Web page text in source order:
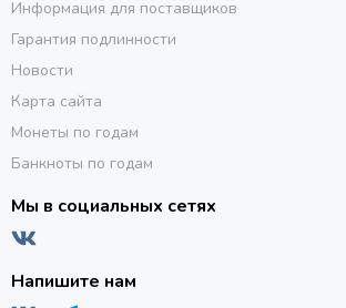
Информация для поставщиков
Гарантия подлинности
Новости
Карта сайта
Монеты по годам
Банкноты по годам
Мы в социальных сетях
Напишите нам